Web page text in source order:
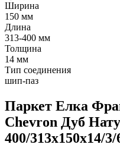
Ширина
150 мм
Длина
313-400 мм
Толщина
14 мм
Тип соединения
шип-паз
Паркет Елка
Chevron Дуб
400/313х150х14/3/